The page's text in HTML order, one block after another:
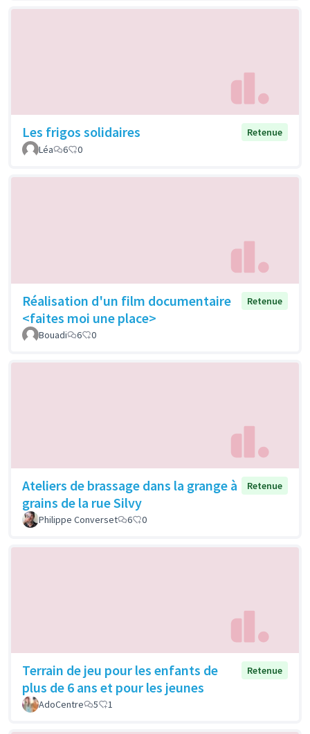
Les frigos solidaires
Retenue
Léa
6 0
Réalisation d'un film documentaire
<faites moi une place>
Retenue
Bouadi 6 0
Ateliers de brassage dans la grange à
grains de la rue Silvy
Retenue
Philippe Converset 6 0
Terrain de jeu pour les enfants de
plus de 6 ans et pour les jeunes
Retenue
AdoCentre 5 1